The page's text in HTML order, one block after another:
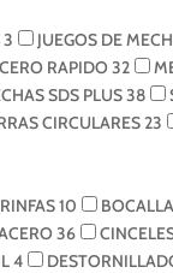
3 JUEGOS DE
RAPIDO 32
SDS PLUS38
CIRCULARES23
10
36
4